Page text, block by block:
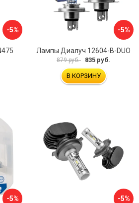
-5% -5%
Лампы Диалуч 12604-B-DUO
879 руб. 835 руб.
В КОРЗИНУ
-5% -5%